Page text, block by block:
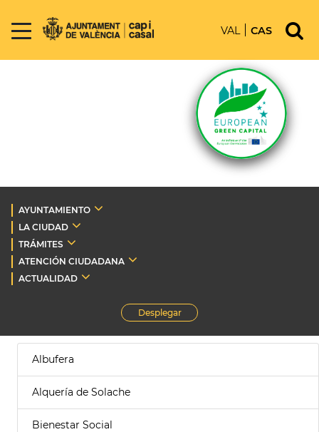
VAL CAS
AYUNTAMIENTO
LA CIUDAD
TRÁMITES
ATENCIÓN CIUDADANA
ACTUALIDAD
Desplegar
Albufera
Alquería de Solache
Bienestar Social